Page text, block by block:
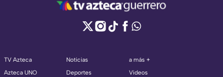
TV Azteca
Azteca UNO
Noticias
Deportes
a más +
Videos